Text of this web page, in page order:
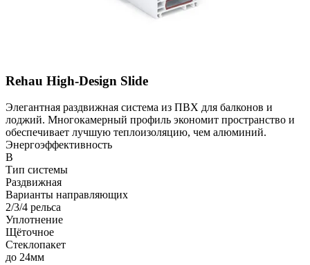
Rehau High-Design Slide
Элегантная раздвижная система из ПВХ для балконов и
лоджий. Многокамерный профиль экономит пространство и
обеспечивает лучшую теплоизоляцию, чем алюминий.
Энергоэффективность
B
Тип системы
Раздвижная
Варианты направляющих
2/3/4 рельса
Уплотнение
Щёточное
Стеклопакет
до 24мм